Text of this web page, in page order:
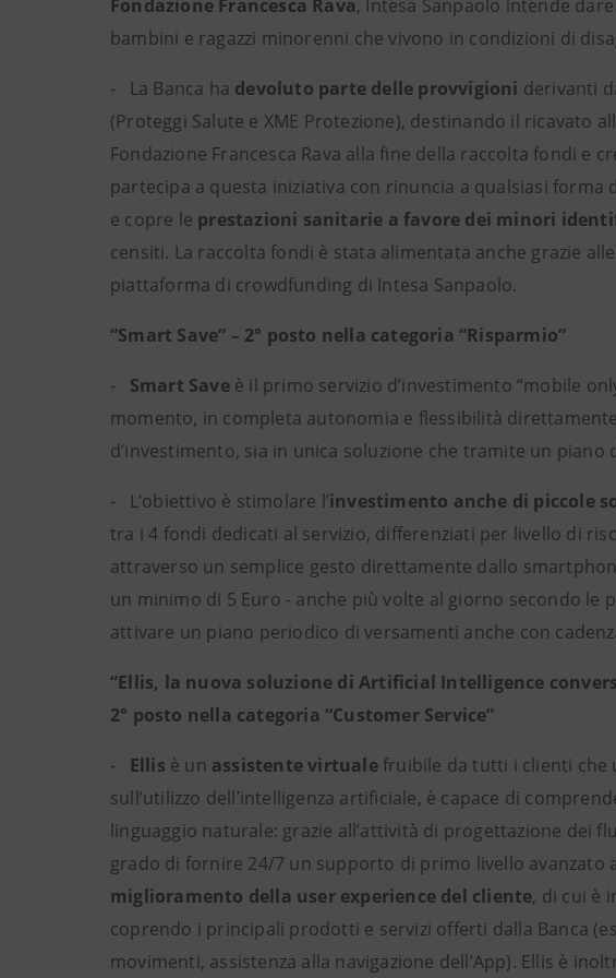
Fondazione Francesca Rava, Intesa Sanpaolo intende
bambini e ragazzi minorenni che vivono in condizioni di
- La Banca ha devoluto parte delle provvigioni derivanti
(Proteggi Salute e XME Protezione), destinando il ricavato
Fondazione Francesca Rava alla fine della raccolta fondi e
partecipa a questa iniziativa con rinuncia a qualsiasi
e copre le prestazioni sanitarie a favore dei minori
censiti. La raccolta fondi è stata alimentata anche grazie alle
piattaforma di crowdfunding di Intesa Sanpaolo.
“Smart Save” – 2° posto nella categoria “Risparmio”
- Smart Saveè il primo servizio d’investimento “mobile
momento, in completa autonomia e flessibilità
d’investimento, sia in unica soluzione che tramite un piano
- L’obiettivo è stimolare l’investimento anche di piccole
tra i 4 fondi dedicati al servizio, differenziati per livello di
attraverso un semplice gesto direttamente dallo
un minimo di 5 Euro - anche più volte al giorno secondo
attivare un piano periodico di versamenti anche con
“Ellis, la nuova soluzione di Artificial Intelligence
2° posto nella categoria “Customer Service”
- Ellis è un assistente virtualefruibile da tutti i clienti che
sull’utilizzo dell’intelligenza artificiale, è capace di
linguaggio naturale: grazie all’attività di progettazione dei
grado di fornire 24/7 un supporto di primo livello avanzato
miglioramento della user experience del cliente, di cui è
coprendo i principali prodotti e servizi offerti dalla Banca
movimenti, assistenza alla navigazione dell’App). Ellis è